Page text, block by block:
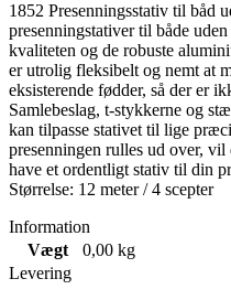
1852 Presenningsstativ til båd
presenningstativer til både
kvaliteten og de robuste
er utrolig fleksibelt og nemt at
eksisterende fødder, så der er
Samlebeslag, t-stykkerne og
kan tilpasse stativet til lige
presenningen rulles ud over,
have et ordentligt stativ til din
Størrelse: 12 meter / 4 scepter
Information
Vægt
0,00 kg
Levering